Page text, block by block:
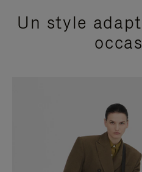
Un style